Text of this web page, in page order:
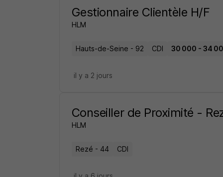
Gestionnaire Clientèle H/F
HLM
Hauts-de-Seine - 92 CDI 30 000 - 34
il y a 2 jours
Conseiller de Proximité -
HLM
Rezé - 44 CDI